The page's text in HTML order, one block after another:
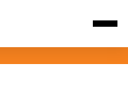
CÃES